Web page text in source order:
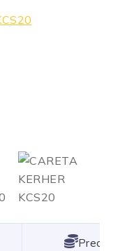
Lowest